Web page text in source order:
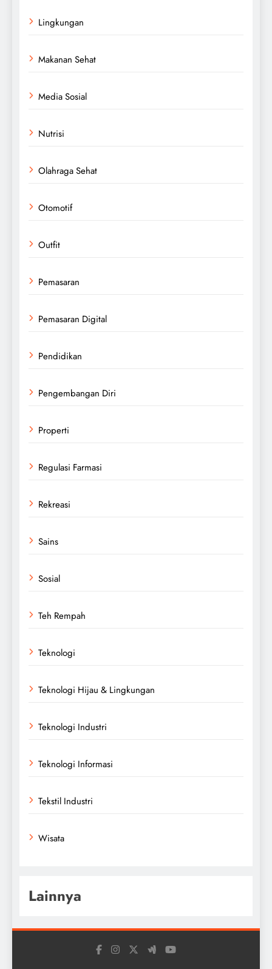
Lingkungan
Makanan Sehat
Media Sosial
Nutrisi
Olahraga Sehat
Otomotif
Outfit
Pemasaran
Pemasaran Digital
Pendidikan
Pengembangan Diri
Properti
Regulasi Farmasi
Rekreasi
Sains
Sosial
Teh Rempah
Teknologi
Teknologi Hijau & Lingkungan
Teknologi Industri
Teknologi Informasi
Tekstil Industri
Wisata
Lainnya